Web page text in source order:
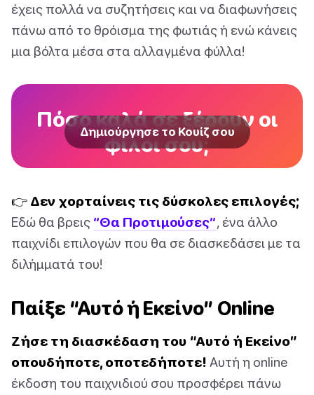
έχεις πολλά να συζητήσεις και να διαφωνήσεις
πάνω από το θρόισμα της φωτιάς ή ενώ κάνεις
μια βόλτα μέσα στα αλλαγμένα φύλλα!
Πόσο καλά σε ξέρουν οι
φίλοι σου;
Δημιούργησε το Κουίζ σου
👉 Δεν χορταίνεις τις δύσκολες επιλογές;
Εδώ θα βρεις “Θα Προτιμούσες”, ένα άλλο
παιχνίδι επιλογών που θα σε διασκεδάσει με τα
διλήμματά του!
Παίξε “Αυτό ή Εκείνο” Online
Ζήσε τη διασκέδαση του “Αυτό ή Εκείνο”
οπουδήποτε, οποτεδήποτε! Αυτή η online
έκδοση του παιχνιδιού σου προσφέρει πάνω